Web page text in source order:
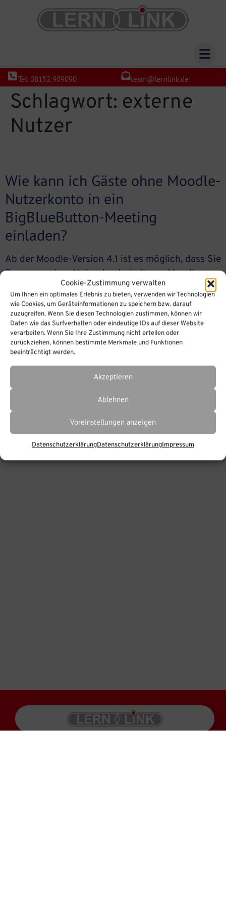
Cookie-Zustimmung verwalten
Um Ihnen ein optimales Erlebnis zu bieten, verwenden wir Technologien
wie Cookies, um Geräteinformationen zu speichern bzw. darauf
zuzugreifen. Wenn Sie diesen Technologien zustimmen, können wir
Daten wie das Surfverhalten oder eindeutige IDs auf dieser Website
verarbeiten. Wenn Sie Ihre Zustimmung nicht erteilen oder
zurückziehen, können bestimmte Merkmale und Funktionen
beeinträchtigt werden.
Akzeptieren
Ablehnen
Voreinstellungen anzeigen
DatenschutzerklärungDatenschutzerklärungImpressum
Tel. 08152 909090 team@lernlink.de
Schlagwort: externe
Nutzer
Wie kann ich Gäste ohne Moodle-
Nutzerkonto in ein
BigBlueButton-Meeting
einladen?
Ab der Moodle-Version 4.1 ist es möglich, dass Sie
Personen ohne Nutzerkonto in Ihrem Moodle zu
einem BigBlueButton-Meeting einladen, das in
Ihrem Moodle gestartet wird. Gehen Sie in die
Einstellungen in der BigBlueButton-Aktivität und
zum Abschnitt „Gastzugriff“.Setzen Sie einen
Haken bei „Gastzugriff erlauben“. Nun erscheint
eine weitere Option: Sie können entscheiden, ob
Gäste vom Moderator […]